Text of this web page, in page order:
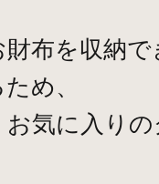
布を収納
め、
お気に入り